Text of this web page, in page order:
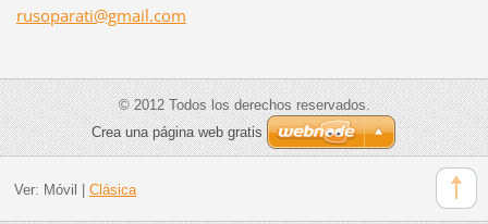
rusoparati@gmail.com
© 2012 Todos los derechos reservados.
Crea una página web gratis
Ver: Móvil Clásica